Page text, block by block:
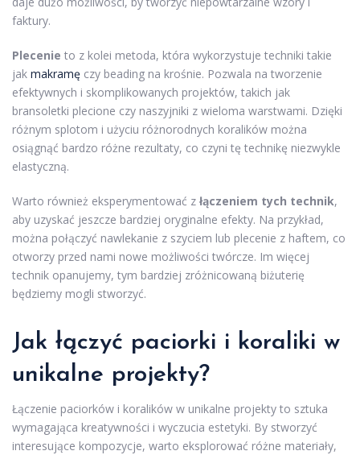
faktury.
Plecenie to z kolei metoda, która wykorzystuje techniki takie
jak makramę czy beading na krośnie. Pozwala na tworzenie
efektywnych i skomplikowanych projektów, takich jak
bransoletki plecione czy naszyjniki z wieloma warstwami. Dzięki
różnym splotom i użyciu różnorodnych koralików można
osiągnąć bardzo różne rezultaty, co czyni tę technikę niezwykle
elastyczną.
Warto również eksperymentować z łączeniem tych technik,
aby uzyskać jeszcze bardziej oryginalne efekty. Na przykład,
można połączyć nawlekanie z szyciem lub plecenie z haftem, co
otworzy przed nami nowe możliwości twórcze. Im więcej
technik opanujemy, tym bardziej zróżnicowaną biżuterię
będziemy mogli stworzyć.
Jak łączyć paciorki i koraliki w
unikalne projekty?
Łączenie paciorków i koralików w unikalne projekty to sztuka
wymagająca kreatywności i wyczucia estetyki. By stworzyć
interesujące kompozycje, warto eksplorować różne materiały,